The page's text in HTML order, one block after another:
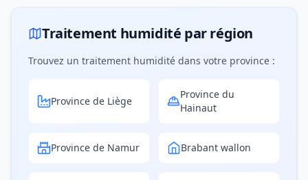
Traitement humidité par région
Trouvez un traitement humidité dans votre province :
Province de Liège
Province du
Hainaut
Province de Namur Brabant wallon